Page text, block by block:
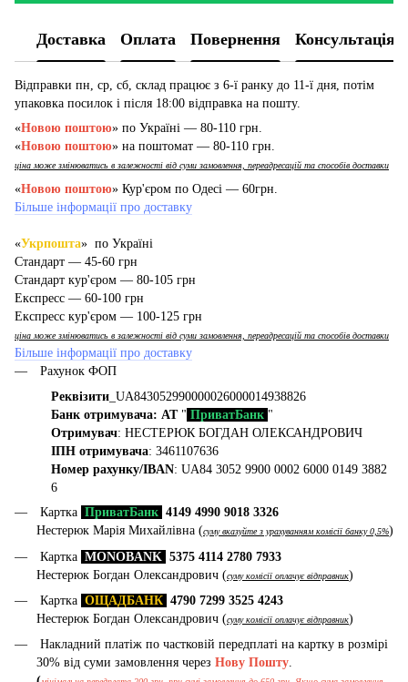
Доставка Оплата Повернення Консультація
Відправки пн, ср, сб, склад працює з 6-ї ранку до 11-ї дня, потім
упаковка посилок і після 18:00 відправка на пошту.
«Новою поштою» по Україні — 80-110 грн.
«Новою поштою» на поштомат — 80-110 грн.
ціна може змінюватись в залежності від суми замовлення, переадресацій та способів доставки
«Новою поштою» Кур'єром по Одесі — 60грн.
Більше інформації про доставку
«Укрпошта» по Україні
Стандарт — 45-60 грн
Стандарт кур'єром — 80-105 грн
Експресс — 60-100 грн
Експресс кур'єром — 100-125 грн
ціна може змінюватись в залежності від суми замовлення, переадресацій та способів доставки
Більше інформації про доставку
Рахунок ФОП
Реквізити _UA843052990000026000014938826
Банк отримувача: АТ" ПриватБанк "
Отримувач: НЕСТЕРЮК БОГДАН ОЛЕКСАНДРОВИЧ
ІПН отримувача: 3461107636
Номер рахунку/IBAN: UA84 3052 9900 0002 6000 0149 3882
6
Картка ПриватБанк 4149 4990 9018 3326
Нестерюк Марія Михайлівна (суму вказуйте з урахуванням комісії банку 0,5%)
Картка MONOBANK 5375 4114 2780 7933
Нестерюк Богдан Олександрович (суму комісії оплачує відправник)
Картка ОЩАДБАНК 4790 7299 3525 4243
Нестерюк Богдан Олександрович (суму комісії оплачує відправник)
Накладний платіж по частковій передплаті на картку в розмірі
30% від суми замовлення через Нову Пошту.